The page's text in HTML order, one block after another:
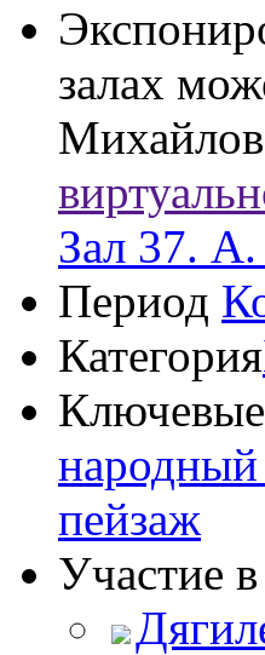
залах
Зал 37.
Период
Категория
Ключевые
пейзаж
Участие